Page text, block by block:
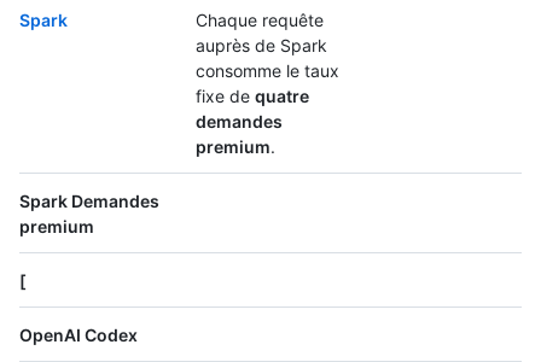
Spark
Chaque requête
auprès de Spark
consomme le taux
fixe de quatre
demandes
premium.
Spark Demandes
premium
[
OpenAI Codex